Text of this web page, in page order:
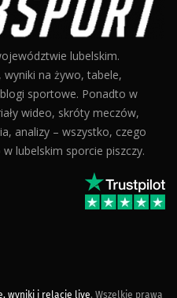
lubelskim.
na żywo, tabele,
sportowe. Ponadto w
wideo, skróty meczów,
analizy – wszystko, czego
lubelskim sporcie piszczy.
wyniki i relacje live. Wszelkie prawa